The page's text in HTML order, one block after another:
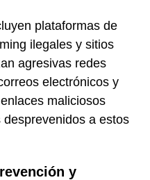
plataformas de
ilegales y sitios
agresivas redes
electrónicos y
maliciosos
a estos
y